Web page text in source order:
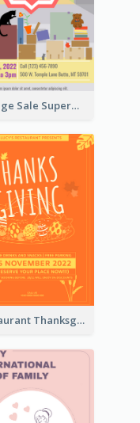
Garage Sale Supermarket Flyer
Restaurant Thanksgiving Promote Flyers